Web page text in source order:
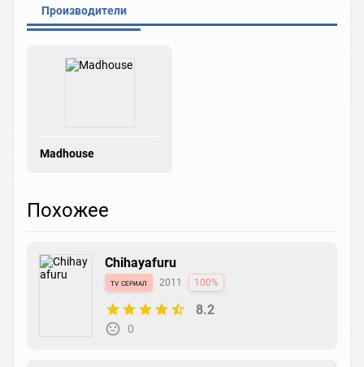
Производители
Madhouse
Похожее
Chihayafuru
tv сериал 2011 100%
8.2
0